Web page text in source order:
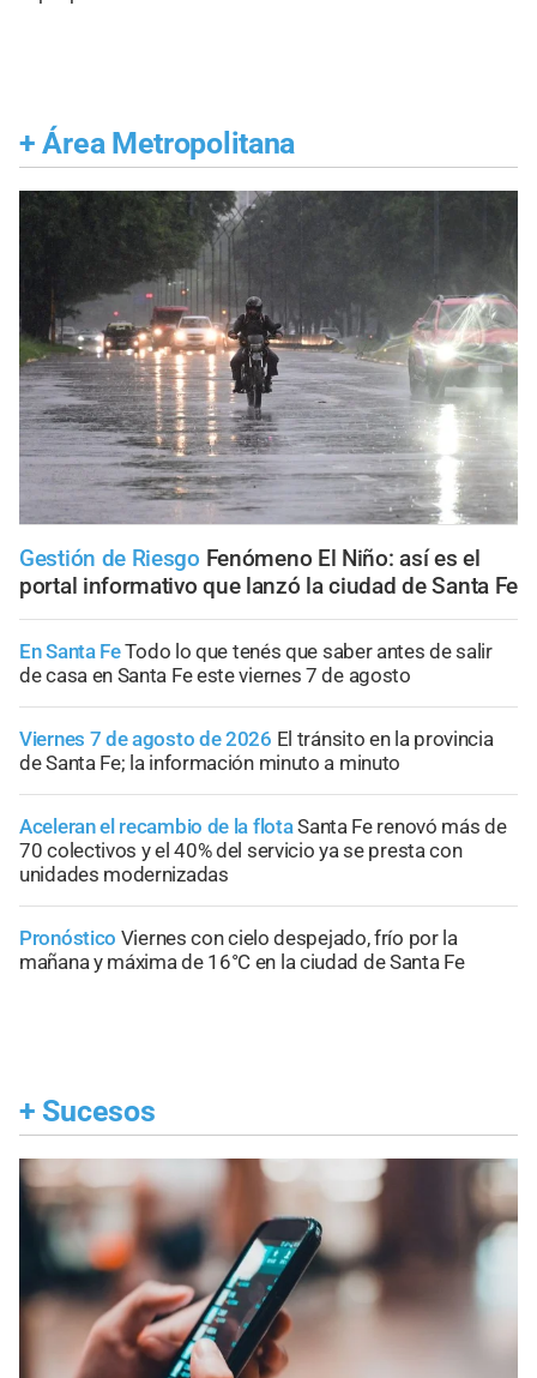
+ Área Metropolitana
Gestión de Riesgo Fenómeno El Niño: así es el
portal informativo que lanzó la ciudad de Santa Fe
En Santa FeTodo lo que tenés que saber antes de salir
de casa en Santa Fe este viernes 7 de agosto
Viernes 7 de agosto de 2026 El tránsito en la provincia
de Santa Fe; la información minuto a minuto
Aceleran el recambio de la flotaSanta Fe renovó más de
70 colectivos y el 40% del servicio ya se presta con
unidades modernizadas
Pronóstico Viernes con cielo despejado, frío por la
mañana y máxima de 16°C en la ciudad de Santa Fe
+ Sucesos